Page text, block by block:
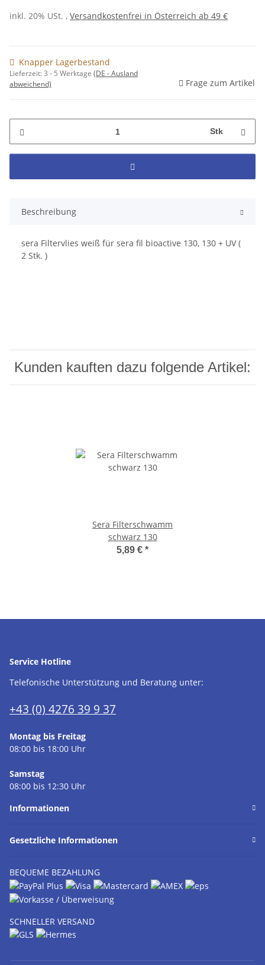
inkl. 20% USt. , Versandkostenfrei in Österreich ab 49 €
Knapper Lagerbestand
Lieferzeit:3 - 5 Werktage (DE - Ausland
abweichend)
Frage zum Artikel
Stk
Beschreibung
sera Filtervlies weiß für sera fil bioactive 130, 130 + UV (
2 Stk. )
Kunden kauften dazu folgende Artikel:
Sera Filterschwamm
schwarz 130
5,89 € *
Service Hotline
Telefonische Unterstützung und Beratung unter:
+43 (0) 4276 39 9 37
Montag bis Freitag
08:00 bis 18:00 Uhr
Samstag
08:00 bis 12:30 Uhr
Informationen
Gesetzliche Informationen
BEQUEME BEZAHLUNG
SCHNELLER VERSAND